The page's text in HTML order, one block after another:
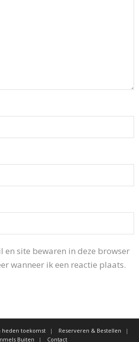
en site bewaren in deze browser
wanneer ik een reactie plaats.
heden toekomst
Reserveren & Bestellen
Buiten
Contact